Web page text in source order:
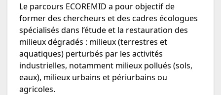
Le parcours ECOREMID a pour objectif de
former des chercheurs et des cadres écologues
spécialisés dans l’étude et la restauration des
milieux dégradés : milieux (terrestres et
aquatiques) perturbés par les activités
industrielles, notamment milieux pollués (sols,
eaux), milieux urbains et périurbains ou
agricoles.